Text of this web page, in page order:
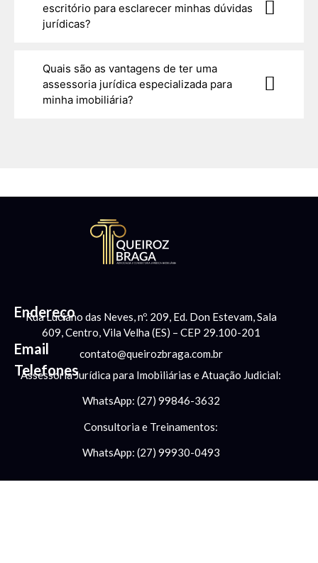
escritório para esclarecer minhas dúvidas
jurídicas?
Quais são as vantagens de ter uma
assessoria jurídica especializada para
minha imobiliária?
Endereço
Rua Luciano das Neves, nº. 209, Ed. Don Estevam, Sala
609, Centro, Vila Velha (ES) – CEP 29.100-201
Email contato@queirozbraga.com.br
Telefones
Assessoria Jurídica para Imobiliárias e Atuação Judicial:
WhatsApp: (27) 99846-3632
Consultoria e Treinamentos:
WhatsApp: (27) 99930-0493